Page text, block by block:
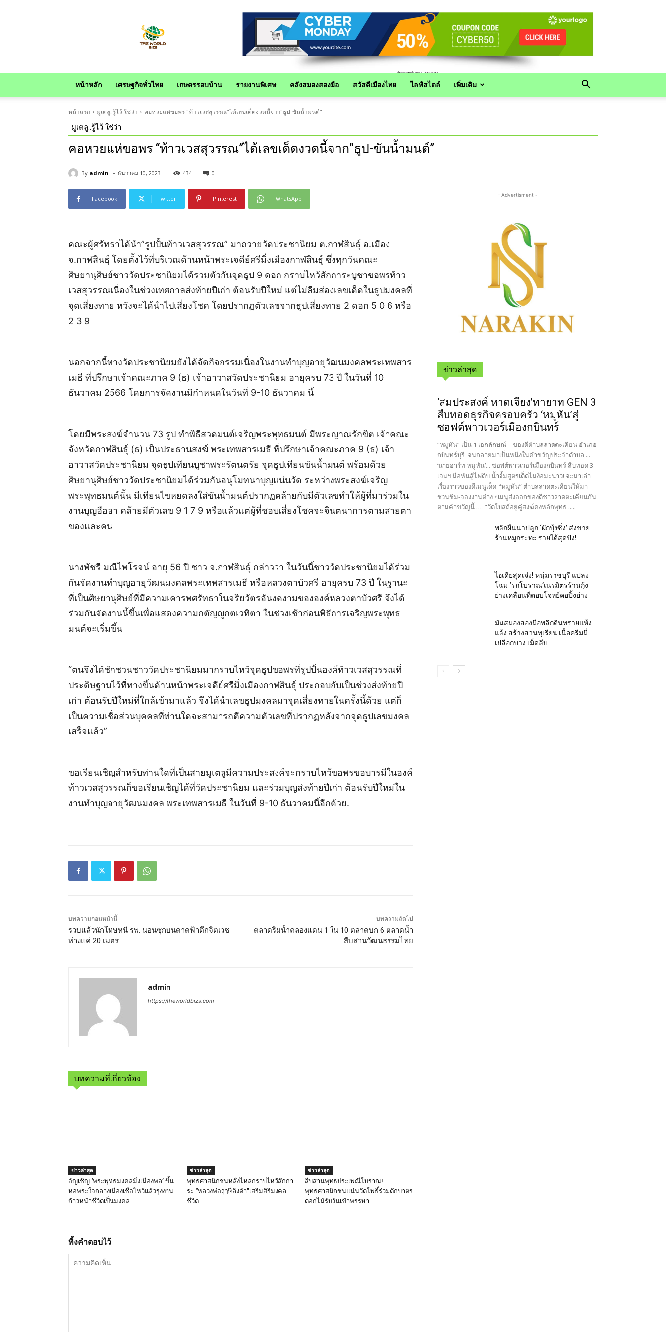
หน้าหลัก เศรษฐกิจทั่วไทย เกษตรรอบบ้าน รายงานพิเศษ คลังสมองสองมือ สวัสดีเมืองไทย ไลฟ์สไตล์ เพิ่มเติม
หน้าแรก มูเตลู..รู้ไว้ ใช่ว่า คอหวยแห่ขอพร "ท้าวเวสสุวรรณ"ได้เลขเด็ดงวดนี้จาก"ธูป-ขันน้ำมนต์"
มูเตลู..รู้ไว้ ใช่ว่า
คอหวยแห่ขอพร “ท้าวเวสสุวรรณ”ได้เลขเด็ดงวดนี้จาก”ธูป-ขันน้ำมนต์”
By admin - ธันวาคม 10, 2023 434 0
Facebook Twitter Pinterest WhatsApp
คณะผู้ศรัทธาได้นำ”รูปปั้นท้าวเวสสุวรรณ” มาถวายวัดประชานิยม ต.กาฬสินธุ์ อ.เมือง
จ.กาฬสินธุ์ โดยตั้งไว้ที่บริเวณด้านหน้าพระเจดีย์ศรีมิ่งเมืองกาฬสินธุ์ ซึ่งทุกวันคณะ
ศิษยานุศิษย์ชาววัดประชานิยมได้รวมตัวกันจุดธูป 9 ดอก กราบไหว้สักการะบูชาขอพรท้าว
เวสสุวรรณเนื่องในช่วงเทศกาลส่งท้ายปีเก่า ต้อนรับปีใหม่ แต่ไม่ลืมส่องเลขเด็ดในธูปมงคลที่
จุดเสี่ยงทาย หวังจะได้นำไปเสี่ยงโชค โดยปรากฏตัวเลขจากธูปเสี่ยงทาย 2 ดอก 5 0 6 หรือ
2 3 9
นอกจากนี้ทางวัดประชานิยมยังได้จัดกิจกรรมเนื่องในงานทำบุญอายุวัฒนมงคลพระเทพสาร
เมธี ที่ปรึกษาเจ้าคณะภาค 9 (ธ) เจ้าอาวาสวัดประชานิยม อายุครบ 73 ปี ในวันที่ 10
ธันวาคม 2566 โดยการจัดงานมีกำหนดในวันที่ 9-10 ธันวาคม นี้
โดยมีพระสงฆ์จำนวน 73 รูป ทำพิธีสวดมนต์เจริญพระพุทธมนต์ มีพระญาณรักขิต เจ้าคณะ
จังหวัดกาฬสินธุ์ (ธ) เป็นประธานสงฆ์ พระเทพสารเมธี ที่ปรึกษาเจ้าคณะภาค 9 (ธ) เจ้า
อาวาสวัดประชานิยม จุดธูปเทียนบูชาพระรัตนตรัย จุดธูปเทียนขันน้ำมนต์ พร้อมด้วย
ศิษยานุศิษย์ชาววัดประชานิยมได้ร่วมกันอนุโมทนาบุญแน่นวัด ระหว่างพระสงฆ์เจริญ
พระพุทธมนต์นั้น มีเทียนไขหยดลงใส่ขันน้ำมนต์ปรากฏคล้ายกับมีตัวเลขทำให้ผู้ที่มาร่วมใน
งานบุญฮือฮา คล้ายมีตัวเลข 9 1 7 9 หรือแล้วแต่ผู้ที่ชอบเสี่ยงโชคจะจินตนาการตามสายตา
ของและคน
นางพัชรี มณีไพโรจน์ อายุ 56 ปี ชาว จ.กาฬสินธุ์ กล่าวว่า ในวันนี้ชาววัดประชานิยมได้ร่วม
กันจัดงานทำบุญอายุวัฒนมงคลพระเทพสารเมธี หรือหลวงตาบัวศรี อายุครบ 73 ปี ในฐานะ
ที่เป็นศิษยานุศิษย์ที่มีความเคารพศรัทธาในจริยวัตรอันงดงามขององค์หลวงตาบัวศรี จึงได้
ร่วมกันจัดงานนี้ขึ้นเพื่อแสดงความกตัญญูกตเวทิตา ในช่วงเช้าก่อนพิธีการเจริญพระพุทธ
มนต์จะเริ่มขึ้น
“ตนจึงได้ชักชวนชาววัดประชานิยมมากราบไหว้จุดธูปขอพรที่รูปปั้นองค์ท้าวเวสสุวรรณที่
ประดิษฐานไว้ที่ทางขึ้นด้านหน้าพระเจดีย์ศรีมิ่งเมืองกาฬสินธุ์ ประกอบกับเป็นช่วงส่งท้ายปี
เก่า ต้อนรับปีใหม่ที่ใกล้เข้ามาแล้ว จึงได้นำเลขธูปมงคลมาจุดเสี่ยงทายในครั้งนี้ด้วย แต่ก็
เป็นความเชื่อส่วนบุคคลที่ท่านใดจะสามารถตีความตัวเลขที่ปรากฏหลังจากจุดธูปเลขมงคล
เสร็จแล้ว”
ขอเรียนเชิญสำหรับท่านใดที่เป็นสายมูเตลูมีความประสงค์จะกราบไหว้ขอพรขอบารมีในองค์
ท้าวเวสสุวรรณก็ขอเรียนเชิญได้ที่วัดประชานิยม และร่วมบุญส่งท้ายปีเก่า ต้อนรับปีใหม่ใน
งานทำบุญอายุวัฒนมงคล พระเทพสารเมธี ในวันที่ 9-10 ธันวาคมนี้อีกด้วย.
บทความก่อนหน้านี้
รวบแล้วนักโทษหนี รพ. นอนซุกบนดาดฟ้าตึกจิตเวช
ห่างแค่ 20 เมตร
บทความถัดไป
ตลาดริมน้ำคลองแดน 1 ใน 10 ตลาดบก 6 ตลาดน้ำ
สืบสานวัฒนธรรมไทย
admin
https://theworldbizs.com
บทความที่เกี่ยวข้อง
ข่าวล่าสุด
อัญเชิญ ‘พระพุทธมงคลมิ่งเมืองพล’ ขึ้น
หอพระใจกลางเมืองเชื่อไหว้แล้วรุ่งงาน
ก้าวหน้าชีวิตเป็นมงคล
ข่าวล่าสุด
พุทธศาสนิกชนหลั่งไหลกราบไหว้สักกา
ระ “หลวงพ่อฤๅษีลิงดำ”เสริมสิริมงคล
ชีวิต
ข่าวล่าสุด
สืบสานพุทธประเพณีโบราณ!
พุทธศาสนิกชนแน่นวัดโพธิ์ร่วมตักบาตร
ดอกไม้รับวันเข้าพรรษา
ทิ้งคำตอบไว้
- Advertisment -
ข่าวล่าสุด
‘สมประสงค์ หาดเจียง’ทายาท GEN 3
สืบทอดธุรกิจครอบครัว ‘หมูหัน’สู่
ซอฟต์พาวเวอร์เมืองกบินทร์
“หมูหัน” เป็น 1 เอกลักษณ์ – ของดีตำบลลาดตะเคียน อำเภอ
กบินทร์บุรี จนกลายมาเป็นหนึ่งในคำขวัญประจำตำบล ...
‘นายอาร์ท หมูหัน’... ซอฟต์พาวเวอร์เมืองกบินทร์ สืบทอด 3
เจนฯ มือหันสู้ไฟดิบ น้ำจิ้มสูตรเด็ดไม่ง้อมะนาว! จะมาเล่า
เรื่องราวของดีเมนูเด็ด “หมูหัน” ตำบลลาดตะเคียนให้มา
ชวนชิม-จองงานต่าง ๆเมนูส่งออกของดีชาวลาดตะเคียนกัน
ตามคำขวัญนี้ … “วัดโบสถ์อยู่คู่สงฆ์คงหลักพุทธ .....
พลิกผืนนาปลูก ‘ผักบุ้งซิ่ง’ ส่งขาย
ร้านหมูกระทะ รายได้สุดปัง!
ไอเดียสุดเจ๋ง! หนุ่มราชบุรี แปลง
โฉม ‘รถโบราณ’เนรมิตรร้านกุ้ง
ย่างเคลื่อนที่ตอบโจทย์คอปิ้งย่าง
มันสมองสองมือพลิกดินทรายแห้ง
แล้ง สร้างสวนทุเรียน เนื้อครีมมี่
เปลือกบาง เม็ดลีบ